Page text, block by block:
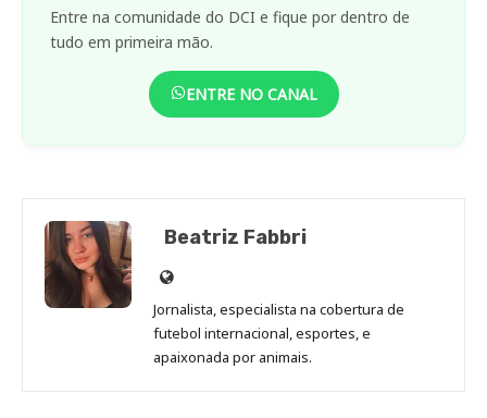
Entre na comunidade do DCI e fique por dentro de
tudo em primeira mão.
ENTRE NO CANAL
Beatriz Fabbri
Site
de
Beatriz
Fabbri
Jornalista, especialista na cobertura de
futebol internacional, esportes, e
apaixonada por animais.